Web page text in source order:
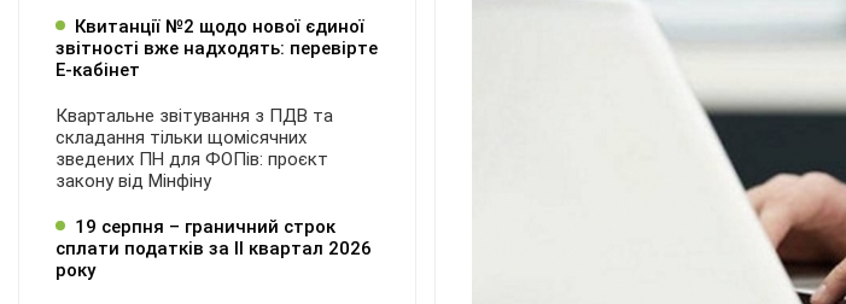
Квитанції №2 щодо нової єдиної
звітності вже надходять: перевірте
Е-кабінет
Квартальне звітування з ПДВ та
складання тільки щомісячних
зведених ПН для ФОПів: проєкт
закону від Мінфіну
19 серпня – граничний строк
сплати податків за ІI квартал 2026
року